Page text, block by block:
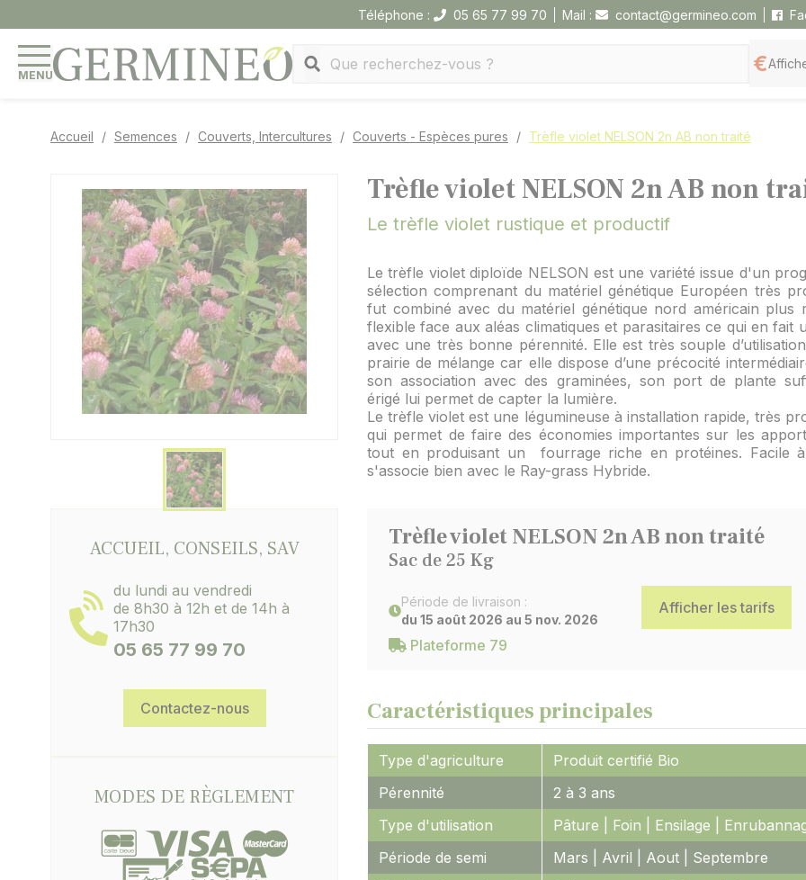
Téléphone : 05 65 77 99 70 Mail : contact@germineo.com
MENU
Accueil Semences Couverts, Intercultures Couverts - Espèces pures Trèfle violet NELSON 2n AB non traité
Trèfle violet NELSON 2n AB non
Le trèfle violet rustique et productif
ACCUEIL, CONSEILS, SAV
du lundi au vendredi
de 8h30 à 12h et de 14h à
17h30
05 65 77 99 70
Contactez-nous
MODES DE RÈGLEMENT
Le trèfle violet diploïde NELSON est une variété issue d'un
sélection comprenant du matériel génétique Européen très
fut combiné avec du matériel génétique nord américain plus
flexible face aux aléas climatiques et parasitaires ce qui en fait
avec une très bonne pérennité. Elle est très souple
prairie de mélange car elle dispose d’une précocité
son association avec des graminées, son port de plante
érigé lui permet de capter la lumière.
Le trèfle violet est une légumineuse à installation rapide, très
qui permet de faire des économies importantes sur les
tout en produisant un fourrage riche en protéines. Facile
s'associe bien avec le Ray-grass Hybride.
Trèfle violet NELSON 2n AB non traité
Sac de 25 Kg
Période de livraison :
du 15 août 2026 au 5 nov. 2026
Afficher les tarifs
Plateforme 79
Caractéristiques principales
Type d'agriculture
Produit certifié Bio
Pérennité
2 à 3 ans
Type d'utilisation
Pâture | Foin | Ensilage |
Période de semi
Mars | Avril | Aout | Septembre